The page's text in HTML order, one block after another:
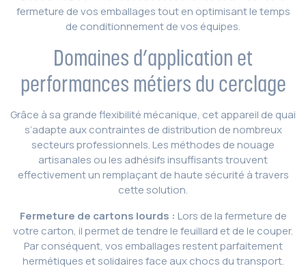
fermeture de vos emballages tout en optimisant le temps
de conditionnement de vos équipes.
Domaines d’application et
performances métiers du cerclage
Grâce à sa grande flexibilité mécanique, cet appareil de quai
s’adapte aux contraintes de distribution de nombreux
secteurs professionnels. Les méthodes de nouage
artisanales ou les adhésifs insuffisants trouvent
effectivement un remplaçant de haute sécurité à travers
cette solution.
Fermeture de cartons lourds : Lors de la fermeture de
votre carton, il permet de tendre le feuillard et de le couper.
Par conséquent, vos emballages restent parfaitement
hermétiques et solidaires face aux chocs du transport.